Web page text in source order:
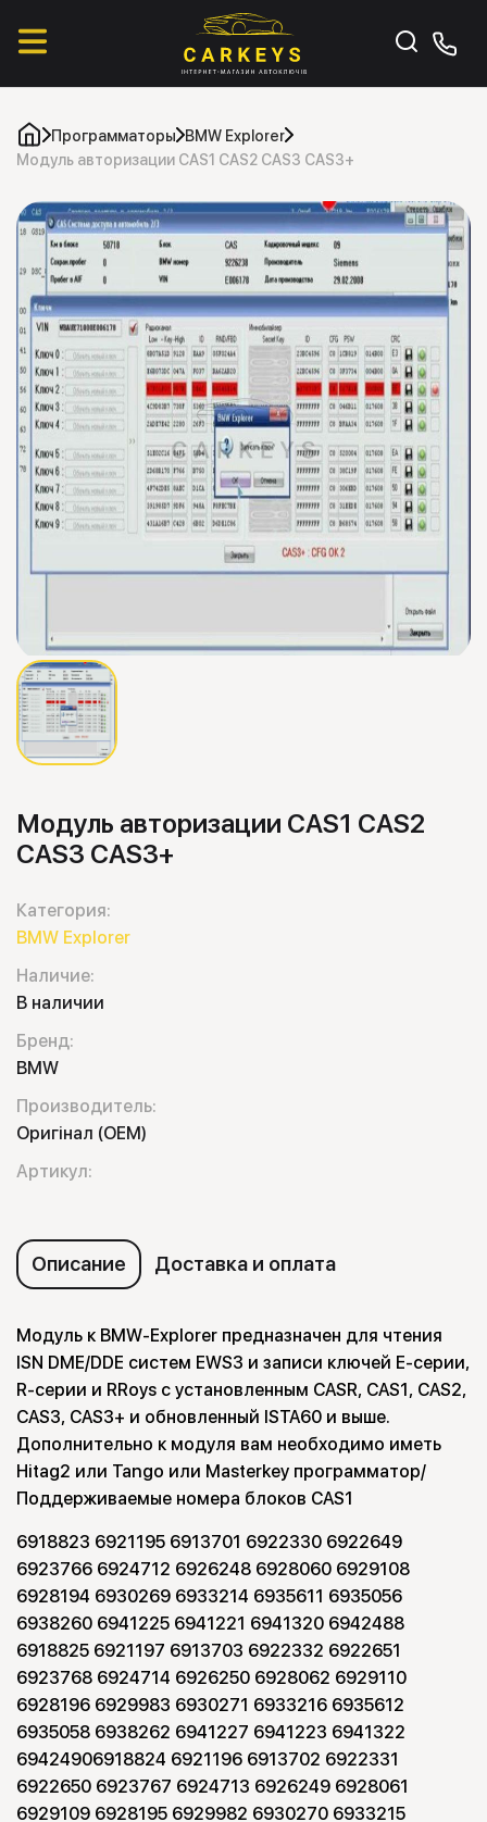
Программаторы
BMW Explorer
Модуль авторизации CAS1 CAS2 CAS3 CAS3+
Модуль авторизации CAS1 CAS2
CAS3 CAS3+
Категория:
BMW Explorer
Наличие:
В наличии
Бренд:
BMW
Производитель:
Оригінал (OEM)
Артикул:
Описание Доставка и оплата
Модуль к BMW-Explorer предназначен для чтения
ISN DME/DDE систем EWS3 и записи ключей E-серии,
R-серии и RRoys с установленным CASR, CAS1, CAS2,
CAS3, CAS3+ и обновленный ISTA60 и выше.
Дополнительно к модуля вам необходимо иметь
Hitag2 или Tango или Masterkey программатор/
Поддерживаемые номера блоков CAS1
6918823 6921195 6913701 6922330 6922649
6923766 6924712 6926248 6928060 6929108
6928194 6930269 6933214 6935611 6935056
6938260 6941225 6941221 6941320 6942488
6918825 6921197 6913703 6922332 6922651
6923768 6924714 6926250 6928062 6929110
6928196 6929983 6930271 6933216 6935612
6935058 6938262 6941227 6941223 6941322
69424906918824 6921196 6913702 6922331
6922650 6923767 6924713 6926249 6928061
6929109 6928195 6929982 6930270 6933215